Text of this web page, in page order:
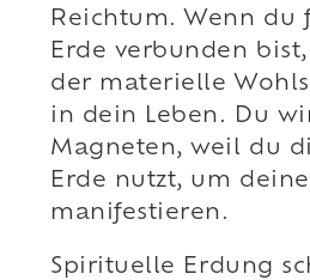
Reichtum. Wenn du
Erde verbunden
der materielle
in dein Leben. Du
Magneten, weil du
Erde nutzt, um
manifestieren.
Spirituelle Erdung